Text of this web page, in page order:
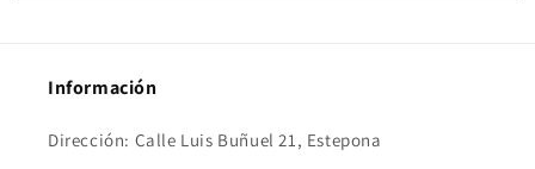
Información
Dirección: Calle Luis Buñuel 21, Estepona